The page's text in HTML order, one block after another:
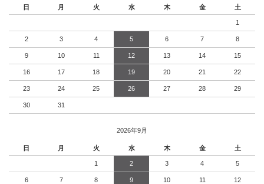
日 月 火 水 木 金 土
1
2 3 4 5 6 7 8
9 10 11 12 13 14 15
16 17 18 19 20 21 22
23 24 25 26 27 28 29
30 31
2026年9月
日 月 火 水 木 金 土
1 2 3 4 5
6 7 8 9 10 11 12